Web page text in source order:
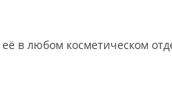
в любом косметическом